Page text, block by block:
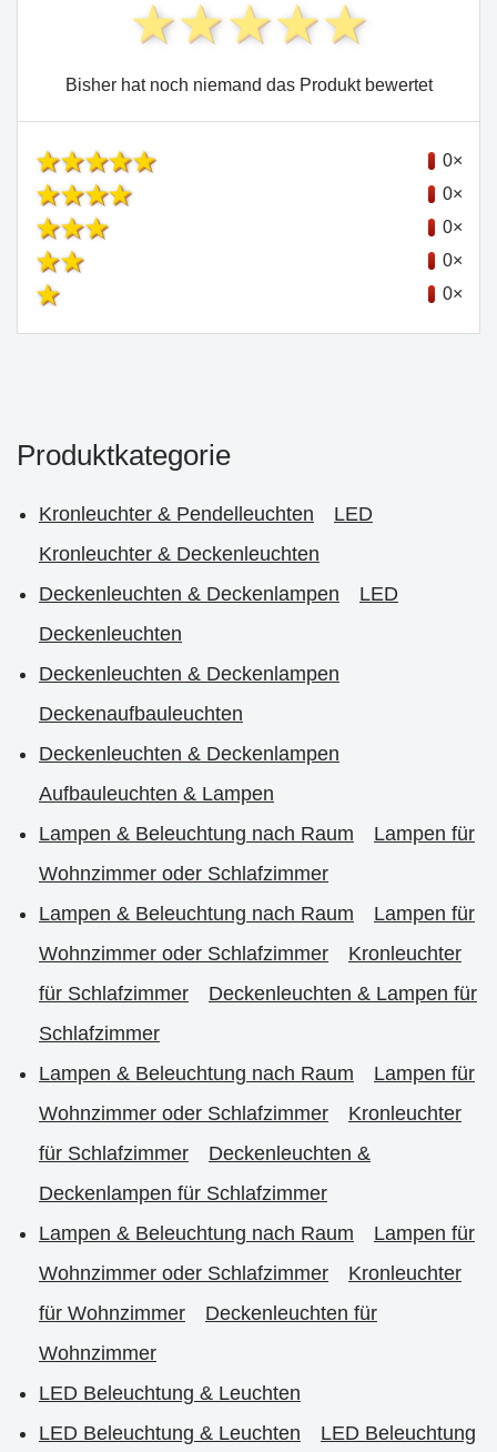
Bisher hat noch niemand das Produkt bewertet
0×
0×
0×
0×
0×
Produktkategorie
Kronleuchter & Pendelleuchten
LED
Kronleuchter & Deckenleuchten
Deckenleuchten & Deckenlampen
LED
Deckenleuchten
Deckenleuchten & Deckenlampen
Deckenaufbauleuchten
Deckenleuchten & Deckenlampen
Aufbauleuchten & Lampen
Lampen & Beleuchtung nach Raum
Lampen für
Wohnzimmer oder Schlafzimmer
Lampen & Beleuchtung nach Raum
Lampen für
Wohnzimmer oder Schlafzimmer
Kronleuchter
für Schlafzimmer
Deckenleuchten & Lampen für
Schlafzimmer
Lampen & Beleuchtung nach Raum
Lampen für
Wohnzimmer oder Schlafzimmer
Kronleuchter
für Schlafzimmer
Deckenleuchten &
Deckenlampen für Schlafzimmer
Lampen & Beleuchtung nach Raum
Lampen für
Wohnzimmer oder Schlafzimmer
Kronleuchter
für Wohnzimmer
Deckenleuchten für
Wohnzimmer
LED Beleuchtung & Leuchten
LED Beleuchtung & Leuchten
LED Beleuchtung